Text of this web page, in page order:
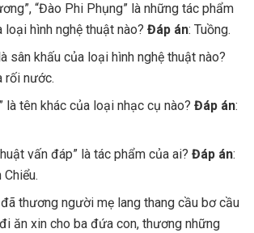
“Đào Phi Phụng” là những tác phẩm
loại hình nghệ thuật nào?Đáp án: Tuồng.
sân khấu của loại hình nghệ thuật nào?
rối nước.
là tên khác của loại nhạc cụ nào?Đáp án:
vấn đáp” là tác phẩm của ai?Đáp án:
thương người mẹ lang thang cầu bơ cầu
ăn xin cho ba đứa con, thương những